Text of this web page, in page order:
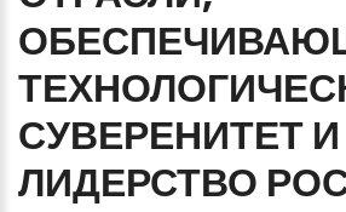
СУВЕРЕНИТЕТ И
ЛИДЕРСТВО